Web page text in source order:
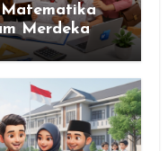
Merdeka